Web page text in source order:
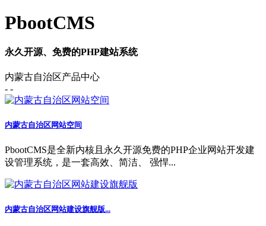
PbootCMS
永久开源、免费的PHP建站系统
内蒙古自治区产品中心
- -
内蒙古自治区网站空间
PbootCMS是全新内核且永久开源免费的PHP企业网站开发建
设管理系统，是一套高效、简洁、 强悍...
内蒙古自治区网站建设旗舰版...